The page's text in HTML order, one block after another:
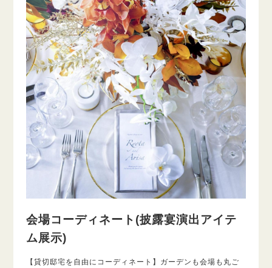
会場コーディネート(披露宴演出アイテ
ム展示)
【貸切邸宅を自由にコーディネート】ガーデンも会場も丸ご